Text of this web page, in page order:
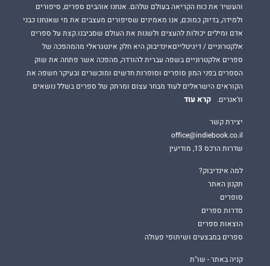
והעשיר את כוח הקריאה בעולם שלהם. אנחנו אוהבים ספרים, סיפורים
ולמידה, בדיוק כמוכם, אנו מאמינים שסיפורים מעצבים את מי שאנחנו כבני
אדם ומילים יכולות להעצים ולשנות את העולם שסביבנו.קצת על ספרים
אלקטרוניים / דיגיטלייםאינדיבוק היא חלק אינטגראלי מהמהפכה של
ספרים אלקטרוניים בשפה עברית להורדה, מהפכה אשר פתחה את שוק
הספרים בפני המון סופרים וסופרות חדשים ומוכשרים ובעיקר חשפה את
הקוראים הישראלים לעוד מבחר עצום ומרתק של ספרים בשלל נושאים
וז'אנרים.
קרא עוד
יצירת קשר
office@indiebook.co.il
שדרות הרכס 13, מודיעין
למה אינדיבוק?
תקנון האתר
סופרים
סדרות ספרים
הוצאות ספרים
ספרים במבצעים ושיתופי פעולה
קניה באתר - שו"ת